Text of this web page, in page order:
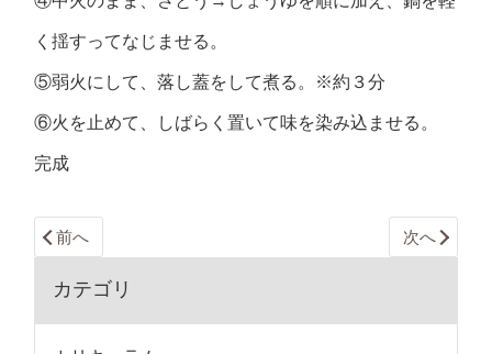
く揺すってなじませる。
⑤弱火にして、落し蓋をして煮る。※約３分
⑥火を止めて、しばらく置いて味を染み込ませる。
完成
前へ 次へ
カテゴリ